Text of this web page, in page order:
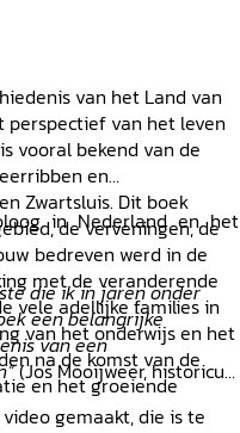
van het Land van
van het leven
vooral bekend van de
en
Zwartsluis. Dit boek
de verveningen, de
bedreven werd in de
met de veranderende
vele adellijke families in
van het onderwijs en het
na de komst van de
en het groeiende
in Nederland en het
die ik in jaren onder
een belangrijke
van een
(Jos Mooijweer, historicus
gemaakt, die is te